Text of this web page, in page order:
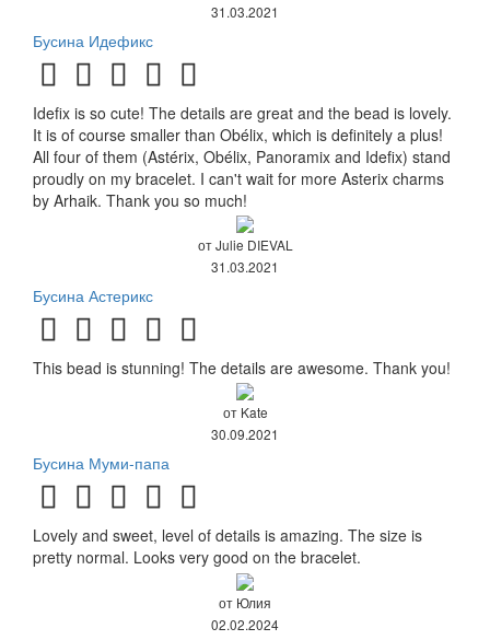
31.03.2021
Бусина Идефикс
Idefix is so cute! The details are great and the bead is lovely.
It is of course smaller than Obélix, which is definitely a plus!
All four of them (Astérix, Obélix, Panoramix and Idefix) stand
proudly on my bracelet. I can't wait for more Asterix charms
by Arhaik. Thank you so much!
от Julie DIEVAL
31.03.2021
Бусина Астерикс
This bead is stunning! The details are awesome. Thank you!
от Kate
30.09.2021
Бусина Муми-папа
Lovely and sweet, level of details is amazing. The size is
pretty normal. Looks very good on the bracelet.
от Юлия
02.02.2024